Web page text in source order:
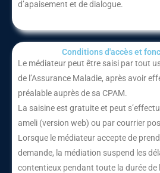
d’apaisement et de dialogue.
Conditions d'accès et
Le médiateur peut être saisi par tout
de l’Assurance Maladie, après avoir
préalable auprès de sa CPAM.
La saisine est gratuite et peut
ameli (version web) ou par courrier
Lorsque le médiateur accepte de
demande, la médiation suspend les
contentieux pendant toute la durée de